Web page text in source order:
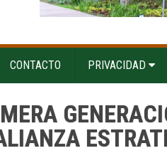
CONTACTO PRIVACIDAD